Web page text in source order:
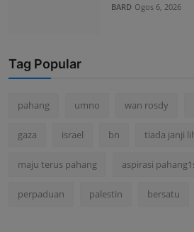
BARD Ogos 6, 2026
Tag Popular
pahang umno wan rosdy
gaza israel bn tiada janji
maju terus pahang aspirasi
perpaduan palestin bersatu